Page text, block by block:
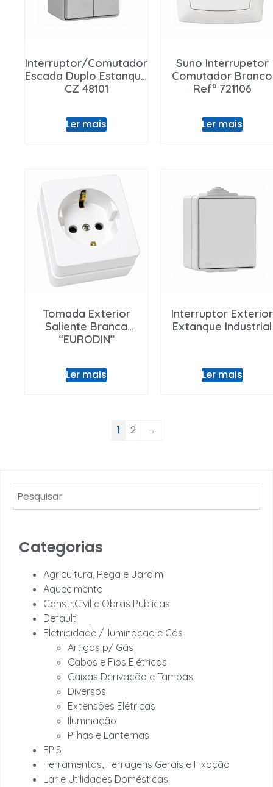
Interruptor/Comutador
Escada Duplo Estanque
CZ 48101
Ler mais
Suno Interrupetor
Comutador Branco
Refª 721106
Ler mais
Tomada Exterior
Saliente Branca
“EURODIN”
Ler mais
Interruptor Exterior
Extanque Industrial
Ler mais
1 2 →
Categorias
Agricultura, Rega e Jardim
Aquecimento
Constr.Civil e Obras Publicas
Default
Eletricidade / Iluminaçao e Gás
Artigos p/ Gás
Cabos e Fios Elétricos
Caixas Derivação e Tampas
Diversos
Extensões Elétricas
Iluminação
Pilhas e Lanternas
EPIS
Ferramentas, Ferragens Gerais e Fixação
Lar e Utilidades Domésticas